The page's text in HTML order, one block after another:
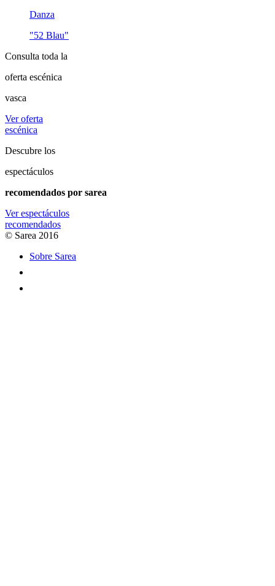
Danza
"52 Blau"
Consulta toda la
oferta escénica
vasca
Ver oferta
escénica
Descubre los
espectáculos
recomendados por sarea
Ver espectáculos
recomendados
© Sarea 2016
Sobre Sarea